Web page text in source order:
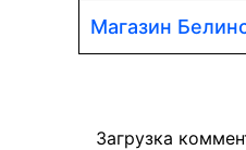
Магазин
Загрузка